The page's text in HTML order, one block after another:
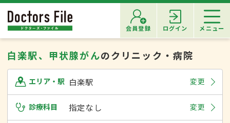
会員登録 ログイン メニュー
白楽駅、甲状腺がんのクリニック・病院
エリア・駅 白楽駅 変更
診療科目 指定なし 変更